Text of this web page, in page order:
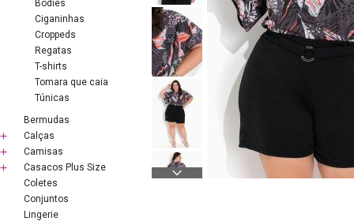
Bodies
Ciganinhas
Croppeds
Regatas
T-shirts
Tomara que caia
Túnicas
Bermudas
Calças
Camisas
Casacos Plus Size
Coletes
Conjuntos
Lingerie